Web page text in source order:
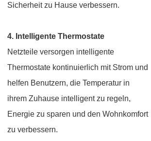
Sicherheit zu Hause verbessern.
4. Intelligente Thermostate
Netzteile versorgen intelligente
Thermostate kontinuierlich mit Strom und
helfen Benutzern, die Temperatur in
ihrem Zuhause intelligent zu regeln,
Energie zu sparen und den Wohnkomfort
zu verbessern.